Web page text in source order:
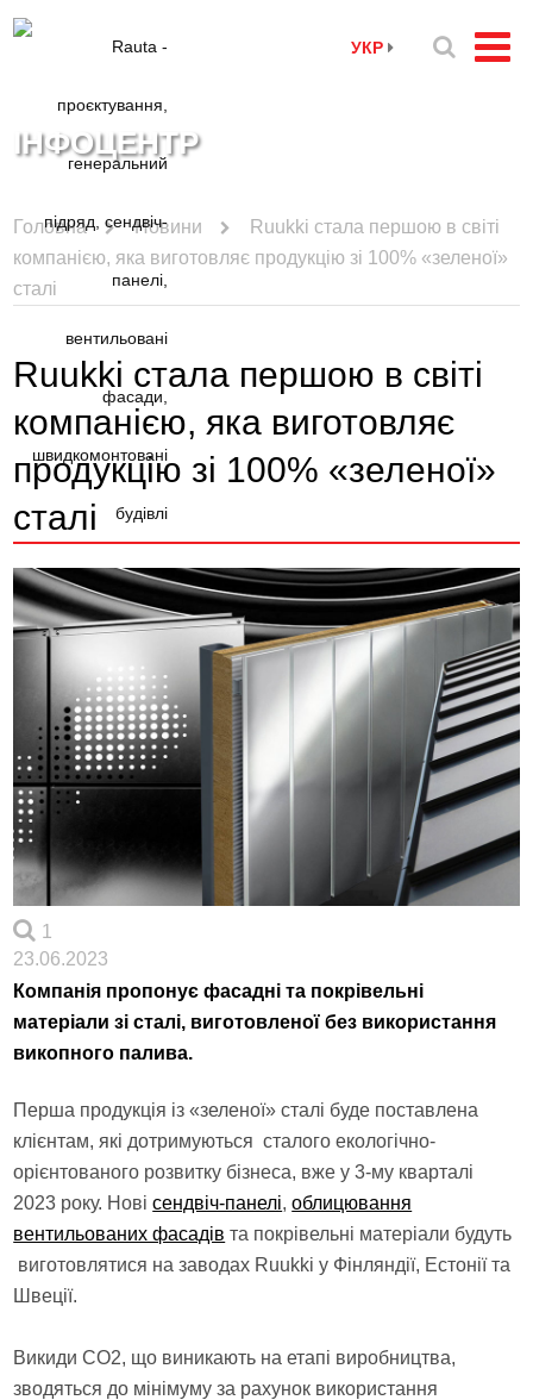
УКР
ІНФОЦЕНТР
Головна Новини
Ruukki стала першою в світі
компанією, яка виготовляє продукцію зі 100% «зеленої»
сталі
Ruukki стала першою в світі
компанією, яка виготовляє
продукцію зі 100% «зеленої»
сталі
1
23.06.2023
Компанія пропонує фасадні та покрівельні
матеріали зі сталі, виготовленої без використання
викопного палива.
Перша продукція із «зеленої» сталі буде поставлена
клієнтам, які дотримуються сталого екологічно-
орієнтованого розвитку бізнеса, вже у 3-му кварталі
2023 року. Новісендвіч-панелі,облицювання
вентильованих фасадів та покрівельні матеріали будуть
виготовлятися на заводах Ruukki у Фінляндії, Естонії та
Швеції.
Викиди СО2, що виникають на етапі виробництва,
зводяться до мінімуму за рахунок використання